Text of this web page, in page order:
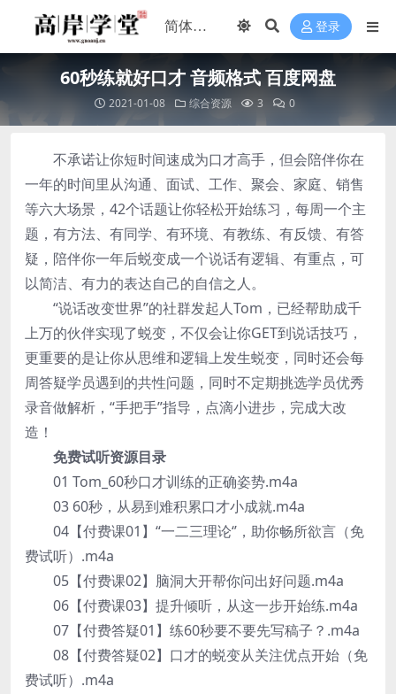
登录
60秒练就好口才 音频格式 百度网盘
2021-01-08 综合资源 3 0
不承诺让你短时间速成为口才高手，但会陪伴你在
一年的时间里从沟通、面试、工作、聚会、家庭、销售
等六大场景，42个话题让你轻松开始练习，每周一个主
题，有方法、有同学、有环境、有教练、有反馈、有答
疑，陪伴你一年后蜕变成一个说话有逻辑、有重点，可
以简洁、有力的表达自己的自信之人。
“说话改变世界”的社群发起人Tom，已经帮助成千
上万的伙伴实现了蜕变，不仅会让你GET到说话技巧，
更重要的是让你从思维和逻辑上发生蜕变，同时还会每
周答疑学员遇到的共性问题，同时不定期挑选学员优秀
录音做解析，“手把手”指导，点滴小进步，完成大改
造！
免费试听资源目录
01 Tom_60秒口才训练的正确姿势.m4a
03 60秒，从易到难积累口才小成就.m4a
04【付费课01】“一二三理论‘’，助你畅所欲言（免
费试听）.m4a
05【付费课02】脑洞大开帮你问出好问题.m4a
06【付费课03】提升倾听，从这一步开始练.m4a
07【付费答疑01】练60秒要不要先写稿子？.m4a
08【付费答疑02】口才的蜕变从关注优点开始（免
费试听）.m4a